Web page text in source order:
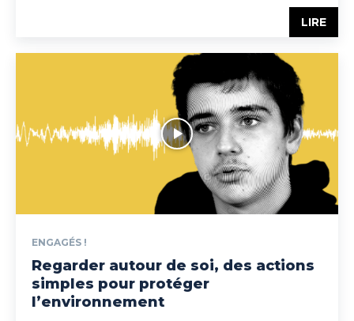
LIRE
ENGAGÉS !
Regarder autour de soi, des actions
simples pour protéger
l’environnement